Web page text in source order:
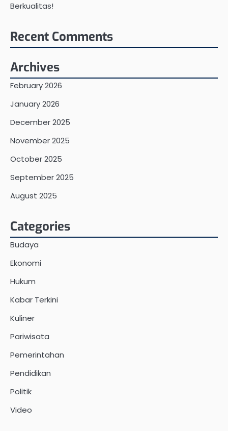
Berkualitas!
Recent Comments
Archives
February 2026
January 2026
December 2025
November 2025
October 2025
September 2025
August 2025
Categories
Budaya
Ekonomi
Hukum
Kabar Terkini
Kuliner
Pariwisata
Pemerintahan
Pendidikan
Politik
Video